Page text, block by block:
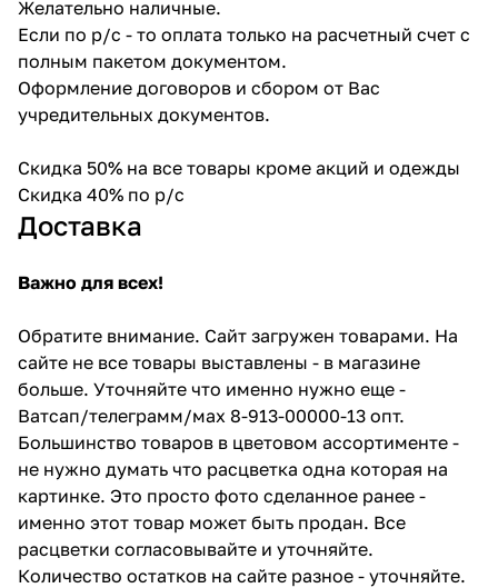
Желательно наличные.
Если по р/с - то оплата только на расчетный счет с
полным пакетом документом.
Оформление договоров и сбором от Вас
учредительных документов.
Скидка 50% на все товары кроме акций и одежды
Скидка 40% по р/с
Доставка
Важно для всех!
Обратите внимание. Сайт загружен товарами. На
сайте не все товары выставлены - в магазине
больше. Уточняйте что именно нужно еще -
Ватсап/телеграмм/мах 8-913-00000-13 опт.
Большинство товаров в цветовом ассортименте -
не нужно думать что расцветка одна которая на
картинке. Это просто фото сделанное ранее -
именно этот товар может быть продан. Все
расцветки согласовывайте и уточняйте.
Количество остатков на сайте разное - уточняйте.